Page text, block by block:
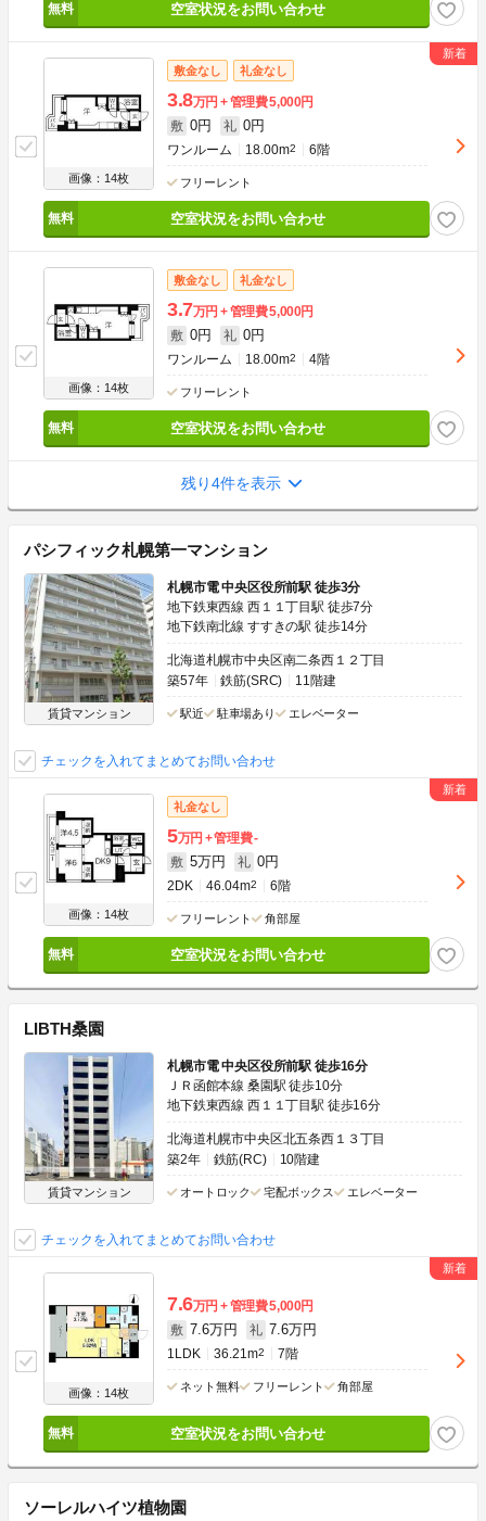
空室状況をお問い合わせ
画像：14枚
敷金なし 礼金なし
3.8万円 管理費5,000円
敷 0円 礼 0円
ワンルーム 18.00m2 6階
フリーレント
空室状況をお問い合わせ
画像：14枚
敷金なし 礼金なし
3.7万円 管理費5,000円
敷 0円 礼 0円
ワンルーム 18.00m2 4階
フリーレント
空室状況をお問い合わせ
残り4件を表示
パシフィック札幌第一マンション
賃貸マンション
札幌市電 中央区役所前駅 徒歩3分
地下鉄東西線 西１１丁目駅 徒歩7分
地下鉄南北線 すすきの駅 徒歩14分
北海道札幌市中央区南二条西１２丁目
築57年
鉄筋(SRC) 11階建
駅近 駐車場あり エレベーター
チェックを入れてまとめてお問い合わせ
画像：14枚
礼金なし
5万円 管理費-
敷 5万円 礼 0円
2DK 46.04m2 6階
フリーレント 角部屋
空室状況をお問い合わせ
LIBTH桑園
賃貸マンション
札幌市電 中央区役所前駅 徒歩16分
ＪＲ函館本線 桑園駅 徒歩10分
地下鉄東西線 西１１丁目駅 徒歩16分
北海道札幌市中央区北五条西１３丁目
築2年
鉄筋(RC) 10階建
オートロック 宅配ボックス エレベーター
チェックを入れてまとめてお問い合わせ
画像：14枚
7.6万円 管理費5,000円
敷 7.6万円 礼 7.6万円
1LDK 36.21m2 7階
ネット無料 フリーレント 角部屋
空室状況をお問い合わせ
ソーレルハイツ植物園